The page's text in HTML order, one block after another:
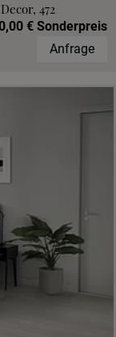
472
€ Sonderpreis
Anfrage